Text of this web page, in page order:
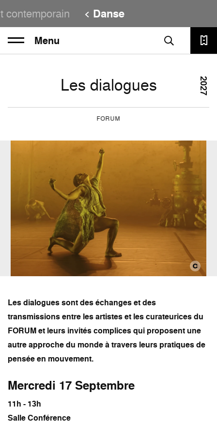
contemporain Danse
Menu
FORUM
Les dialogues 2027
Les dialogues sont des échanges et des
transmissions entre les artistes et les curateurices du
FORUM et leurs invités complices qui proposent une
autre approche du monde à travers leurs pratiques de
pensée en mouvement.
Mercredi 17 Septembre
11h - 13h
Salle Conférence